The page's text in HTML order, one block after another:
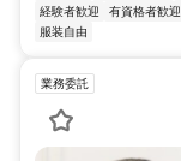
経験者歓迎
有資格者歓迎
服装自由
業務委託